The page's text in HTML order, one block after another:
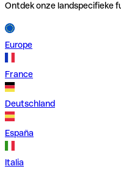
Ontdek onze landspecifieke
Europe
France
Deutschland
España
Italia